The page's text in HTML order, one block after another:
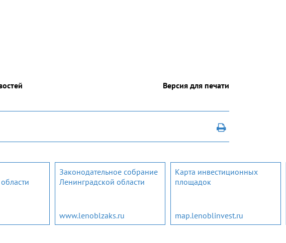
Версия для печати
Законодательное собрание
Ленинградской области
www.lenoblzaks.ru
Карта инвестиционных
площадок
map.lenoblinvest.ru